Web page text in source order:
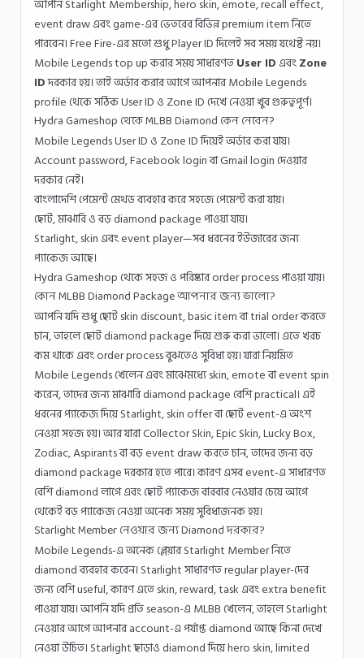
আপনি Starlight Membership, hero skin, emote, recall effect,
event draw এবং game-এর ভেতরের বিভিন্ন premium item নিতে
পারবেন। Free Fire-এর মতো শুধু Player ID দিলেই সব সময় যথেষ্ট নয়।
Mobile Legends top up করার সময় সাধারণতUser ID এবংZone
IDদরকার হয়। তাই অর্ডার করার আগে আপনার Mobile Legends
profile থেকে সঠিক User ID ও Zone ID দেখে নেওয়া খুব গুরুত্বপূর্ণ।
Hydra Gameshop থেকে MLBB Diamond কেন নেবেন?
Mobile Legends User ID ও Zone ID দিয়েই অর্ডার করা যায়।
Account password, Facebook login বা Gmail login দেওয়ার
দরকার নেই।
বাংলাদেশি পেমেন্ট মেথড ব্যবহার করে সহজে পেমেন্ট করা যায়।
ছোট, মাঝারি ও বড় diamond package পাওয়া যায়।
Starlight, skin এবং event player—সব ধরনের ইউজারের জন্য
প্যাকেজ আছে।
Hydra Gameshop থেকে সহজ ও পরিষ্কার order process পাওয়া যায়।
কোন MLBB Diamond Package আপনার জন্য ভালো?
আপনি যদি শুধু ছোট skin discount, basic item বা trial order করতে
চান, তাহলে ছোট diamond package দিয়ে শুরু করা ভালো। এতে খরচ
কম থাকে এবং order process বুঝতেও সুবিধা হয়। যারা নিয়মিত
Mobile Legends খেলেন এবং মাঝেমধ্যে skin, emote বা event spin
করেন, তাদের জন্য মাঝারি diamond package বেশি practical। এই
ধরনের প্যাকেজ দিয়ে Starlight, skin offer বা ছোট event-এ অংশ
নেওয়া সহজ হয়। আর যারা Collector Skin, Epic Skin, Lucky Box,
Zodiac, Aspirants বা বড় event draw করতে চান, তাদের জন্য বড়
diamond package দরকার হতে পারে। কারণ এসব event-এ সাধারণত
বেশি diamond লাগে এবং ছোট প্যাকেজ বারবার নেওয়ার চেয়ে আগে
থেকেই বড় প্যাকেজ নেওয়া অনেক সময় সুবিধাজনক হয়।
Starlight Member নেওয়ার জন্য Diamond দরকার?
Mobile Legends-এ অনেক প্লেয়ার Starlight Member নিতে
diamond ব্যবহার করেন। Starlight সাধারণত regular player-দের
জন্য বেশি useful, কারণ এতে skin, reward, task এবং extra benefit
পাওয়া যায়। আপনি যদি প্রতি season-এ MLBB খেলেন, তাহলে Starlight
নেওয়ার আগে আপনার account-এ পর্যাপ্ত diamond আছে কিনা দেখে
নেওয়া উচিত। Starlight ছাড়াও diamond দিয়ে hero skin, limited